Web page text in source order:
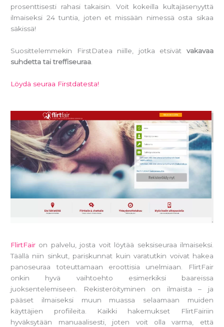
prosenttisesti rahasi takaisin. Voit kokeilla kultajäsenyyttä
ilmaiseksi 24 tuntia, joten et missään nimessä osta sikaa
säkissä!
Suosittelemmekin FirstDatea niille, jotka etsivät vakavaa
suhdetta tai treffiseuraa
Löydä seuraa Firstdatesta!
FlirtFair on palvelu, josta voit löytää seksiseuraa ilmaiseksi.
Täällä niin sinkut, pariskunnat kuin varatutkin voivat hakea
panoseuraa toteuttamaan eroottisia unelmiaan. FlirtFair
onkin hyvä vaihtoehto esimerkiksi baareissa
juoksentelemiseen. Rekisteröityminen on ilmaista – ja
pääset ilmaiseksi muun muassa selaamaan muiden
käyttäjien profiileita. Kaikki hakemukset FlirtFairiin
hyväksytään manuaalisesti, joten voit olla varma, että